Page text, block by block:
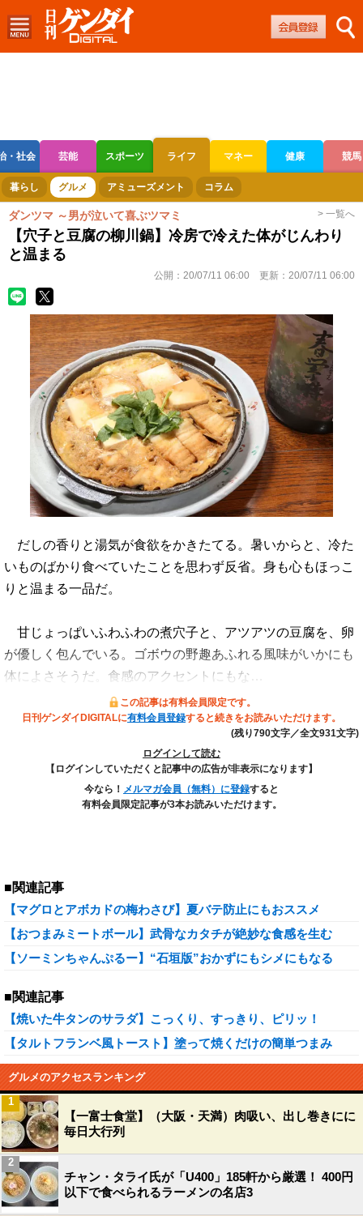
・社会 芸能 スポーツ ライフ マネー 健康 競馬
ボートレース 競輪 オートレース
暮らし グルメ アミューズメント コラム
ダンツマ ～男が泣いて喜ぶツマミ > 一覧へ
【穴子と豆腐の柳川鍋】冷房で冷えた体がじんわり
と温まる
公開： 20/07/11 06:00 更新： 20/07/11 06:00
だしの香りと湯気が食欲をかきたてる。暑いからと、冷た
いものばかり食べていたことを思わず反省。身も心もほっこ
りと温まる一品だ。
甘じょっぱいふわふわの煮穴子と、アツアツの豆腐を、卵
が優しく包んでいる。ゴボウの野趣あふれる風味がいかにも
体によさそうだ。食感のアクセントにもな…
この記事は有料会員限定です。
日刊ゲンダイDIGITALに有料会員登録すると続きをお読みいただけます。
(残り790文字／全文931文字)
ログインして読む
【ログインしていただくと記事中の広告が非表示になります】
今なら！ メルマガ会員（無料）に登録すると
有料会員限定記事が3本お読みいただけます。
■関連記事
【マグロとアボカドの梅わさび】夏バテ防止にもおススメ
【おつまみミートボール】武骨なカタチが絶妙な食感を生む
【ソーミンちゃんぷるー】“石垣版”おかずにもシメにもなる
■関連記事
【焼いた牛タンのサラダ】こっくり、すっきり、ピリッ！
【タルトフランベ風トースト】塗って焼くだけの簡単つまみ
グルメのアクセスランキング
【一富士食堂】（大阪・天満）肉吸い、出し巻きにに
毎日大行列
1
チャン・タライ氏が「U400」185軒から厳選！ 400円
以下で食べられるラーメンの名店3
2